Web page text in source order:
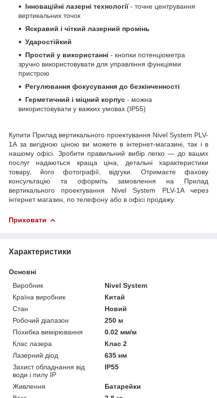
Інноваційні лазерні технології- точне центрування
вертикальних точок
Яскравий і чіткий лазерний промінь
Ударостійкий
Простий у використанні - кнопки потенціометра
зручно використовувати для управління функціями
пристрою
Регулювання фокусування до безкінченності
Герметичний і міцний корпус - можна
використовувати у важких умовах (IP55)
Купити Прилад вертикального проектування Nivel System PLV-
1A за вигідною ціною ви можете в інтернет-магазині, так і в
нашому офісі. Зробити правильний вибір легко — до ваших
послуг надаються краща ціна, детальні характеристики
товару, його фотографії, відгуки. Отримаєте фахову
консультацію та оформіть замовлення на Прилад
вертикального проектування Nivel System PLV-1A через
інтернет магазин, по телефону або в офісі продажу.
Приховати
Характеристики
Основні
Виробник
Nivel System
Країна виробник
Китай
Стан
Новий
Робочий діапазон
250 м
Похибка вимірювання
0.02 мм/м
Клас лазера
Клас 2
Лазерний діод
635 нм
Захист обладнання від
води і пилу IP
IP55
Живлення
Батарейки